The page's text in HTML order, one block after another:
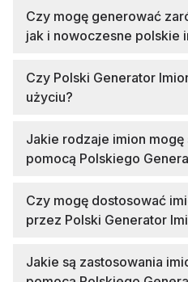
Czy mogę generować
jak i nowoczesne polskie
Czy Polski Generator
użyciu?
Jakie rodzaje imion
pomocą Polskiego
Czy mogę dostosować
przez Polski Generator
Jakie są zastosowania